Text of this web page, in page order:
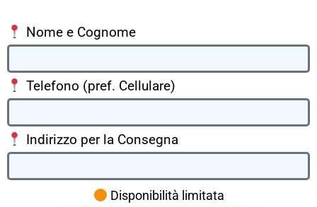
Nome e Cognome
Telefono (pref. Cellulare)
Indirizzo per la Consegna
Disponibilità limitata